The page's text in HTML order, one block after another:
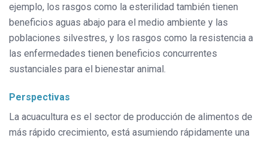
ejemplo, los rasgos como la esterilidad también tienen
beneficios aguas abajo para el medio ambiente y las
poblaciones silvestres, y los rasgos como la resistencia a
las enfermedades tienen beneficios concurrentes
sustanciales para el bienestar animal.
Perspectivas
La acuacultura es el sector de producción de alimentos de
más rápido crecimiento, está asumiendo rápidamente una